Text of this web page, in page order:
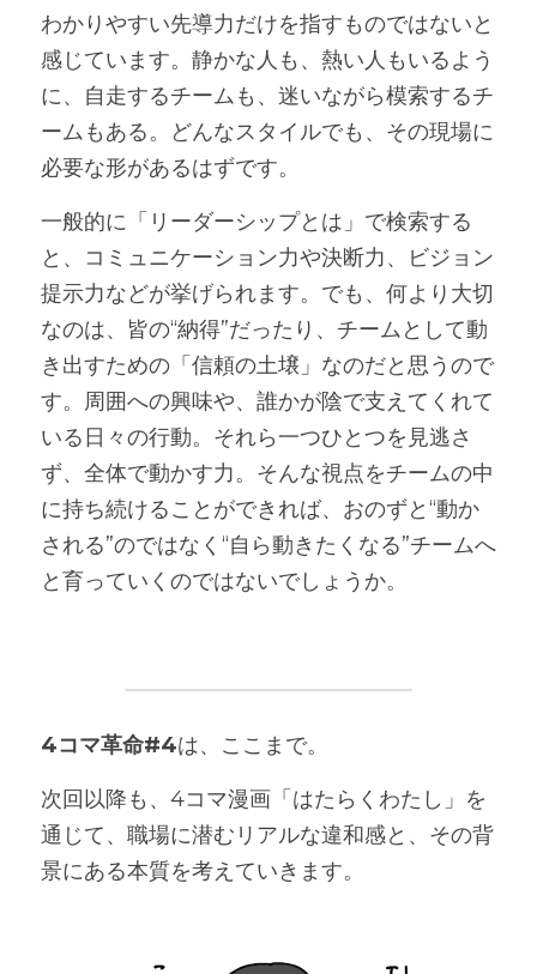
わかりやすい先導力だけを指すものではないと
感じています。静かな人も、熱い人もいるよう
に、自走するチームも、迷いながら模索するチ
ームもある。どんなスタイルでも、その現場に
必要な形があるはずです。
一般的に「リーダーシップとは」で検索する
と、コミュニケーション力や決断力、ビジョン
提示力などが挙げられます。でも、何より大切
なのは、皆の“納得”だったり、チームとして動
き出すための「信頼の土壌」なのだと思うので
す。周囲への興味や、誰かが陰で支えてくれて
いる日々の行動。それら一つひとつを見逃さ
ず、全体で動かす力。そんな視点をチームの中
に持ち続けることができれば、おのずと“動か
される”のではなく“自ら動きたくなる”チームへ
と育っていくのではないでしょうか。
4コマ革命#4は、ここまで。
次回以降も、4コマ漫画「はたらくわたし」を
通じて、職場に潜むリアルな違和感と、その背
景にある本質を考えていきます。